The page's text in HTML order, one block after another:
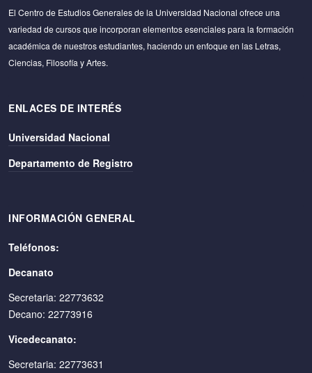
El Centro de Estudios Generales de la Universidad Nacional ofrece una
variedad de cursos que incorporan elementos esenciales para la formación
académica de nuestros estudiantes, haciendo un enfoque en las Letras,
Ciencias, Filosofía y Artes.
ENLACES DE INTERÉS
Universidad Nacional
Departamento de Registro
INFORMACIÓN GENERAL
Teléfonos:
Decanato
Secretaria: 22773632
Decano: 22773916
Vicedecanato:
Secretaria: 22773631